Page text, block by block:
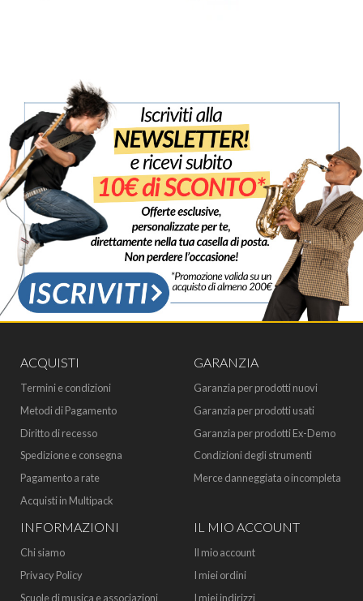
ACQUISTI
Termini e condizioni
Metodi di Pagamento
Diritto di recesso
Spedizione e consegna
Pagamento a rate
Acquisti in Multipack
GARANZIA
Garanzia per prodotti nuovi
Garanzia per prodotti usati
Garanzia per prodotti Ex-Demo
Condizioni degli strumenti
Merce danneggiata o incompleta
INFORMAZIONI
Chi siamo
Privacy Policy
Scuole di musica e associazioni
IL MIO ACCOUNT
Il mio account
I miei ordini
I miei indirizzi